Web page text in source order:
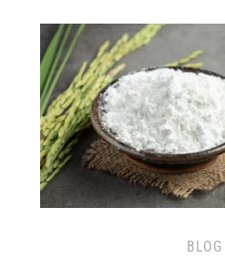
BLOG